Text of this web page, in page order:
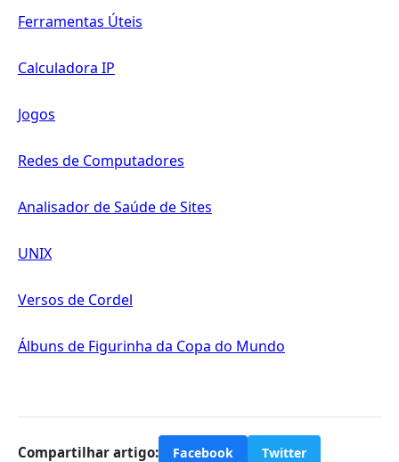
Ferramentas Úteis
Calculadora IP
Jogos
Redes de Computadores
Analisador de Saúde de Sites
UNIX
Versos de Cordel
Álbuns de Figurinha da Copa do Mundo
Compartilhar artigo: Facebook Twitter